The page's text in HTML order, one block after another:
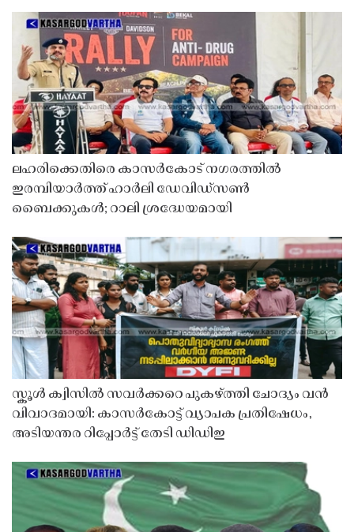
ലഹരിക്കെതിരെ കാസർകോട് നഗരത്തിൽ
ഇരമ്പിയാർത്ത് ഹാർലി ഡേവിഡ്‌സൺ
ബൈക്കുകൾ; റാലി ശ്രദ്ധേയമായി
സ്കൂൾ ക്വിസിൽ സവർക്കറെ പുകഴ്ത്തി ചോദ്യം വൻ
വിവാദമായി: കാസർകോട്ട് വ്യാപക പ്രതിഷേധം,
അടിയന്തര റിപ്പോർട്ട് തേടി ഡിഡിഇ